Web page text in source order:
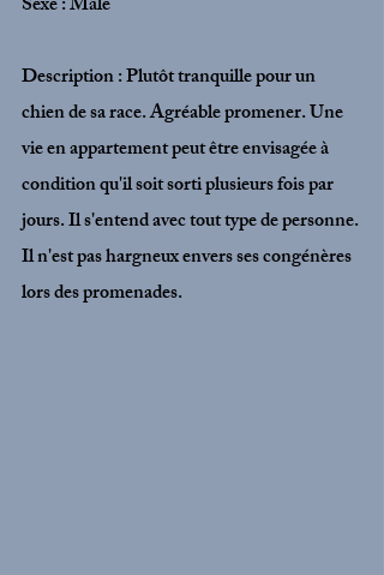
Description : Plutôt tranquille pour un
chien de sa race. Agréable promener. Une
vie en appartement peut être envisagée à
condition qu'il soit sorti plusieurs fois par
jours. Il s'entend avec tout type de personne.
Il n'est pas hargneux envers ses congénères
lors des promenades.